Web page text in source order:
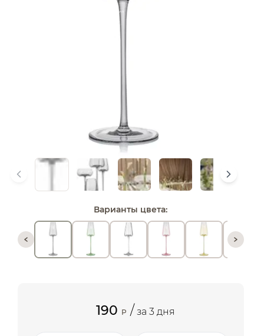
Варианты цвета:
190 P / за 3 дня